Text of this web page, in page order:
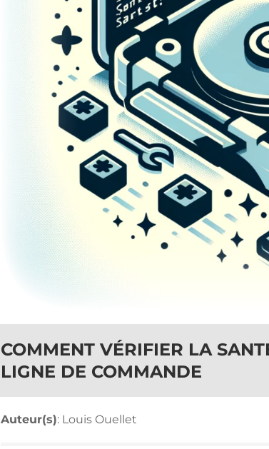
COMMENT VÉRIFIER LA
LIGNE DE COMMANDE
Auteur(s): Louis Ouellet